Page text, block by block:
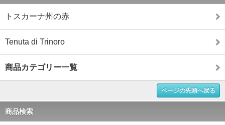
トスカーナ州の赤
Tenuta di Trinoro
商品カテゴリー一覧
ページの先頭へ戻る
商品検索